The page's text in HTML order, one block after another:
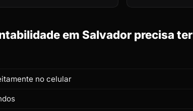
em Salvador precisa ter
no celular